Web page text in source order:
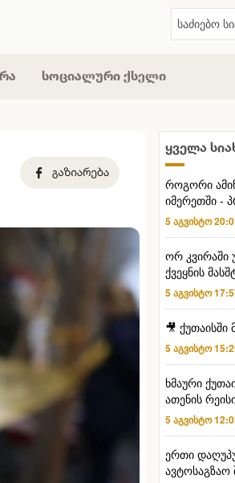
სოციალური ქსელი
ყველა
როგორი
იმერეთში -
5 აგვისტო
ორ კვირაში
ქვეყნის
5 აგვისტო
🎥
5 აგვისტო
ხმაური
ათენის
5 აგვისტო
ერთი
ავტოსაგზაო